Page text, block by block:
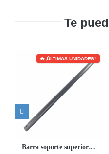
Te
¡ÚLTIMAS UNIDADES!
Barra soporte superior piscina 488×122 cm